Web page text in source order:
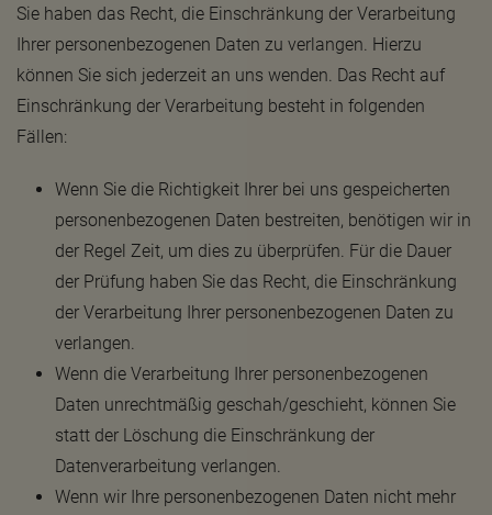
Sie haben das Recht, die Einschränkung der Verarbeitung
Ihrer personenbezogenen Daten zu verlangen. Hierzu
können Sie sich jederzeit an uns wenden. Das Recht auf
Einschränkung der Verarbeitung besteht in folgenden
Fällen:
Wenn Sie die Richtigkeit Ihrer bei uns gespeicherten
personenbezogenen Daten bestreiten, benötigen wir in
der Regel Zeit, um dies zu überprüfen. Für die Dauer
der Prüfung haben Sie das Recht, die Einschränkung
der Verarbeitung Ihrer personenbezogenen Daten zu
verlangen.
Wenn die Verarbeitung Ihrer personenbezogenen
Daten unrechtmäßig geschah/geschieht, können Sie
statt der Löschung die Einschränkung der
Datenverarbeitung verlangen.
Wenn wir Ihre personenbezogenen Daten nicht mehr